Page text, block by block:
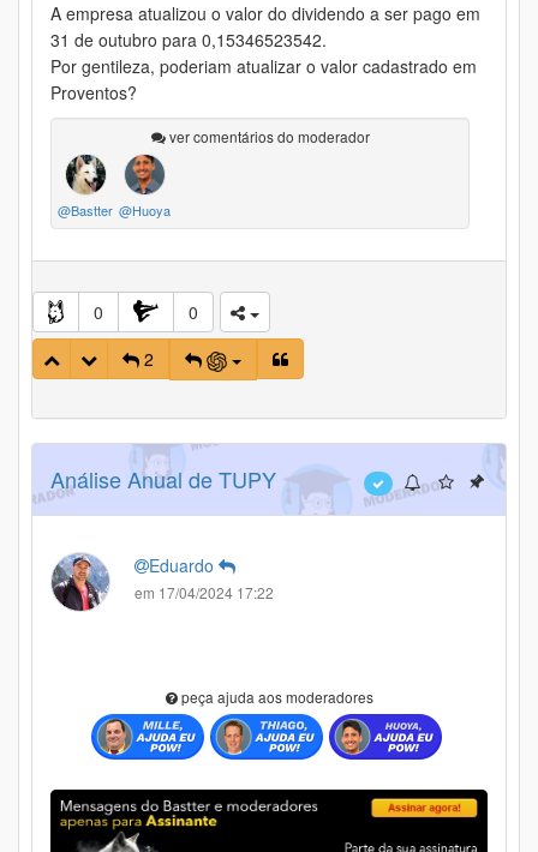
A empresa atualizou o valor do dividendo a ser pago em
31 de outubro para 0,15346523542.
Por gentileza, poderiam atualizar o valor cadastrado em
Proventos?
ver comentários do moderador
@Bastter @Huoya
0
0
2
Análise Anual de TUPY
Eduardo
em 17/04/2024 17:22
peça ajuda aos moderadores